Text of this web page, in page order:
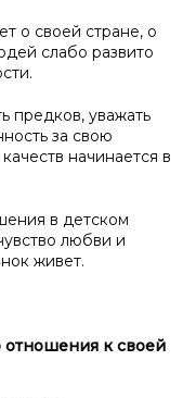
о своей стране, о
слабо развито
предков, уважать
за свою
начинается в
в детском
любви и
живет.
отношения ксвоей